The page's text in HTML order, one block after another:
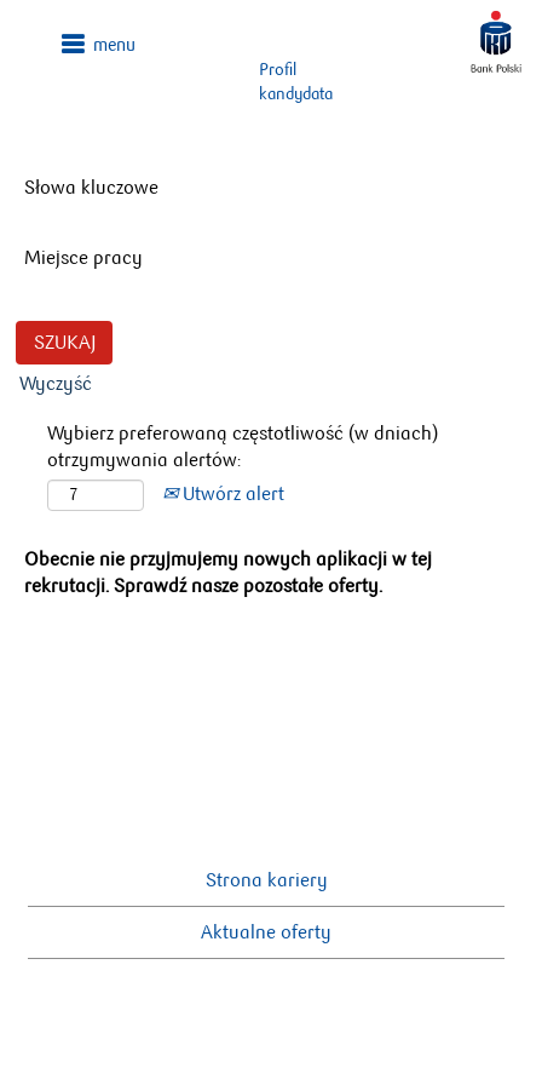
Profil
kandydata
Słowa kluczowe
Miejsce pracy
Wyczyść
Wybierz preferowaną częstotliwość (w dniach)
otrzymywania alertów:
Utwórz alert
Obecnie nie przyjmujemy nowych aplikacji w tej
rekrutacji. Sprawdź nasze pozostałe oferty.
Strona kariery
Aktualne oferty